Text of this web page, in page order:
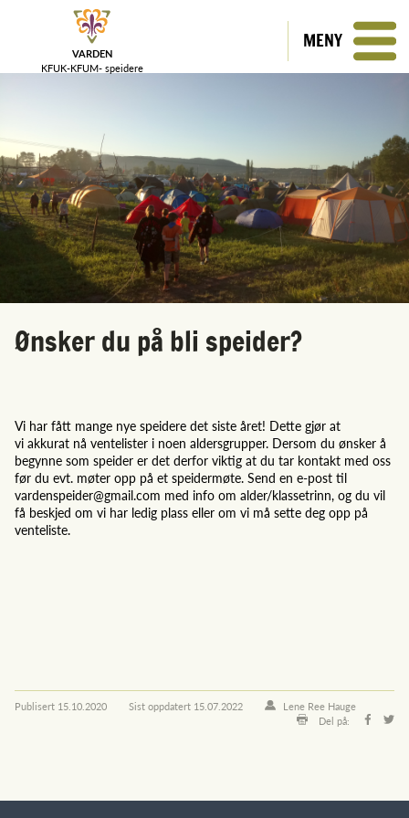
VARDEN
KFUK-KFUM- speidere
MENY
Ønsker du på bli speider?
Vi har fått mange nye speidere det siste året! Dette gjør at
vi akkurat nå ventelister i noen aldersgrupper. Dersom du ønsker å
begynne som speider er det derfor viktig at du tar kontakt med oss
før du evt. møter opp på et speidermøte. Send en e-post til
vardenspeider@gmail.com med info om alder/klassetrinn, og du vil
få beskjed om vi har ledig plass eller om vi må sette deg opp på
venteliste.
Publisert 15.10.2020 Sist oppdatert 15.07.2022
Lene Ree Hauge
Del på: